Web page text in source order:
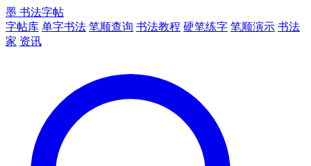
墨 书法字帖
字帖库 单字书法 笔顺查询 书法教程 硬笔练字 笔顺演示 书法
家 资讯